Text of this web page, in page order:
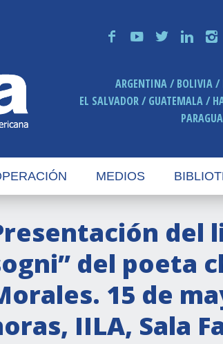
f y t n i
ARGENTINA BOLIVIA
EL SALVADOR
GUATEMALA
MEDIOS
del
del poeta
15 de
IILA, Sala